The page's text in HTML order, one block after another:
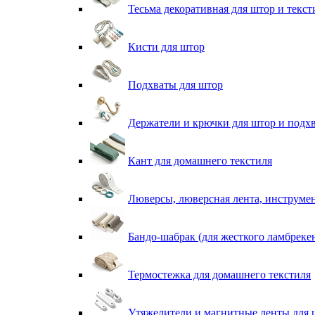
Тесьма декоративная для штор и
Кисти для штор
Подхваты для штор
Держатели и крючки для штор и
Кант для домашнего текстиля
Люверсы, люверсная лента,
Бандо-шабрак (для жесткого
Термостежка для домашнего текстиля
Утяжелители и магнитные ленты для